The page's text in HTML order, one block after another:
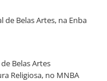
de Belas Artes, na Enba
de Belas Artes
Religiosa, no MNBA